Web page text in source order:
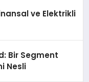
ve Elektrikli
Bir Segment
Nesli